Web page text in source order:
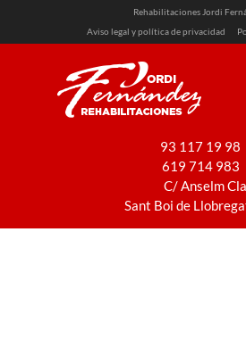
REHABILITACIÓN
Rehabilitaciones Jordi
Aviso legal y política de privacidad
93 117 19 98
619 714 983
C/ Anselm
Sant Boi de